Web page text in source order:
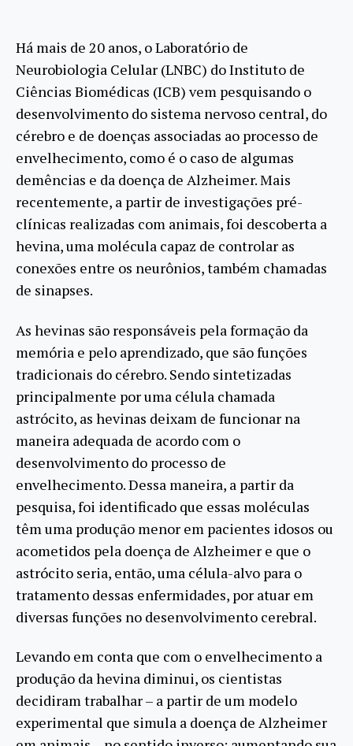
Há mais de 20 anos, o Laboratório de
Neurobiologia Celular (LNBC) do Instituto de
Ciências Biomédicas (ICB) vem pesquisando o
desenvolvimento do sistema nervoso central, do
cérebro e de doenças associadas ao processo de
envelhecimento, como é o caso de algumas
demências e da doença de Alzheimer. Mais
recentemente, a partir de investigações pré-
clínicas realizadas com animais, foi descoberta a
hevina, uma molécula capaz de controlar as
conexões entre os neurônios, também chamadas
de sinapses.
As hevinas são responsáveis pela formação da
memória e pelo aprendizado, que são funções
tradicionais do cérebro. Sendo sintetizadas
principalmente por uma célula chamada
astrócito, as hevinas deixam de funcionar na
maneira adequada de acordo com o
desenvolvimento do processo de
envelhecimento. Dessa maneira, a partir da
pesquisa, foi identificado que essas moléculas
têm uma produção menor em pacientes idosos ou
acometidos pela doença de Alzheimer e que o
astrócito seria, então, uma célula-alvo para o
tratamento dessas enfermidades, por atuar em
diversas funções no desenvolvimento cerebral.
Levando em conta que com o envelhecimento a
produção da hevina diminui, os cientistas
decidiram trabalhar – a partir de um modelo
experimental que simula a doença de Alzheimer